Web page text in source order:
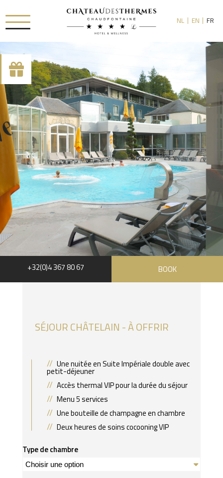
[availability_search category_dropdown="true"
category_include="sejour, chambre"]
RUE HAUSTER 9, B-4050 CHAUDFONTAINE
+32(0)4 367 80 67
INFO[AT]CHATEAUDESTHERMES.BE
DÉCOUVREZ NOS PROMOTIONS
NL EN FR
+32(0)4 367 80 67 BOOK
SÉJOUR CHÂTELAIN - À OFFRIR
Une nuitée en Suite Impériale double avec
petit-déjeuner
Accès thermal VIP pour la durée du séjour
Menu 5 services
Une bouteille de champagne en chambre
Deux heures de soins cocooning VIP
Type de chambre